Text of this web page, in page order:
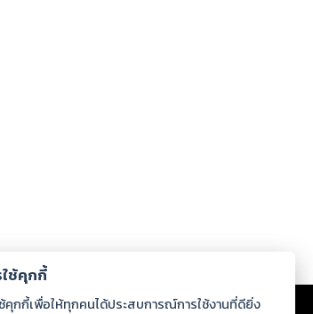
งานกับเรา ดาวน์โหลด
ช้คุกกี้
ช้คุกกี้เพื่อให้ทุกคนได้ประสบการณ์การใช้งานที่ดียิ่ง